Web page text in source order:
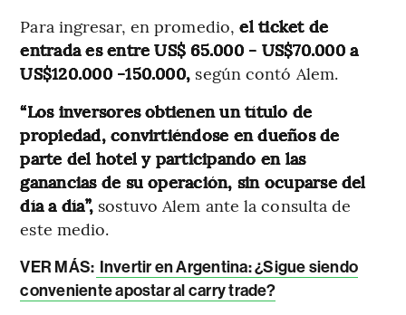
Para ingresar, en promedio, el ticket de
entrada es entre US$ 65.000 - US$70.000 a
US$120.000 -150.000, según contó Alem.
“Los inversores obtienen un título de
propiedad, convirtiéndose en dueños de
parte del hotel y participando en las
ganancias de su operación, sin ocuparse del
día a día”, sostuvo Alem ante la consulta de
este medio.
VER MÁS: Invertir en Argentina: ¿Sigue siendo
conveniente apostar al carry trade?